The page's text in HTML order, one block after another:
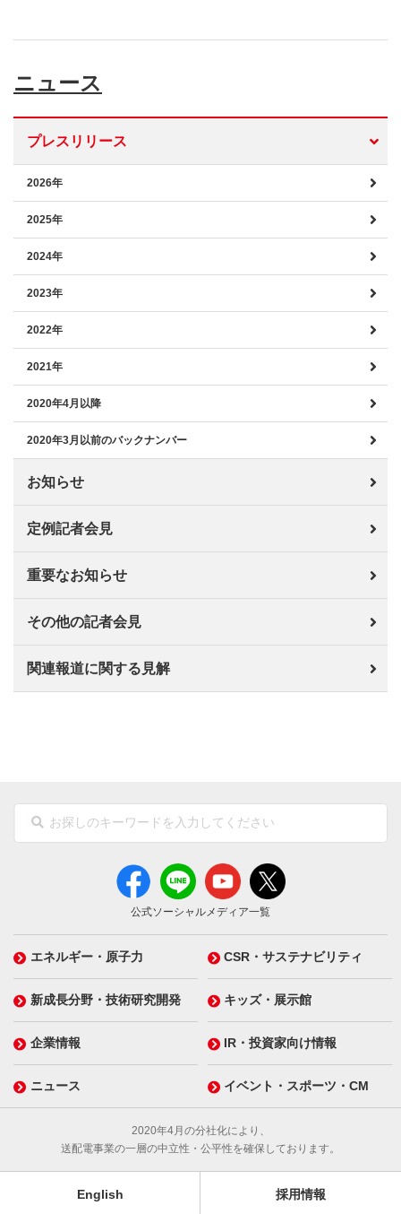
ニュース
プレスリリース
2026年
2025年
2024年
2023年
2022年
2021年
2020年4月以降
2020年3月以前のバックナンバー
お知らせ
定例記者会見
重要なお知らせ
その他の記者会見
関連報道に関する見解
公式ソーシャルメディア一覧
エネルギー・原子力 CSR・サステナビリティ
新成長分野・技術研究開発 キッズ・展示館
企業情報 IR・投資家向け情報
ニュース イベント・スポーツ・CM
2020年4月の分社化により、
送配電事業の一層の中立性・公平性を確保しております。
English 採用情報